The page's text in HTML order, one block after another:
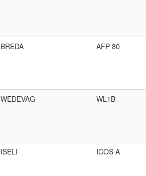
BREDA AFP 80
WEDEVAG WL1B
ISELI ICOS A